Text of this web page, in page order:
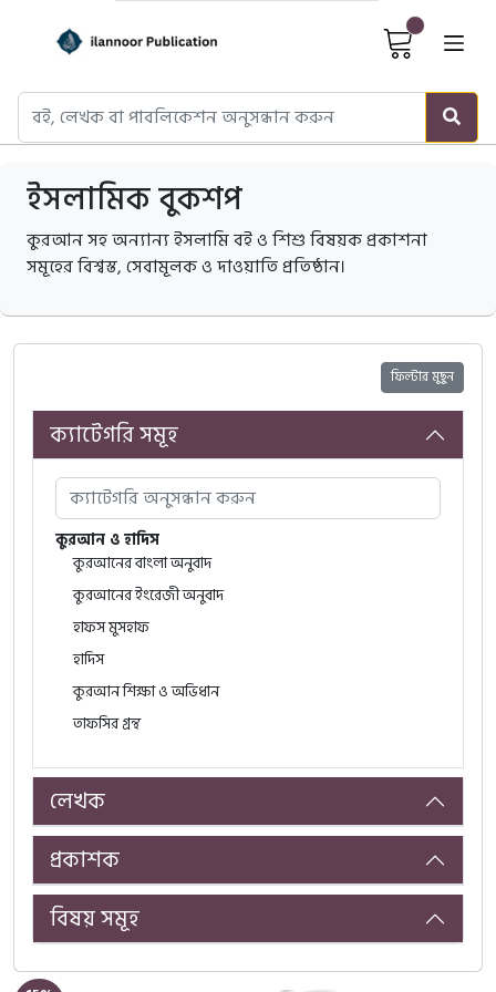
Cart
ইসলামিক বুকশপ
কুরআন সহ অন্যান্য ইসলামি বই ও শিশু বিষয়ক প্রকাশনা
সমূহের বিশ্বস্ত, সেবামূলক ও দাওয়াতি প্রতিষ্ঠান।
ফিল্টার মুছুন
ক্যাটেগরি সমূহ
কুরআন ও হাদিস
কুরআনের বাংলা অনুবাদ
কুরআনের ইংরেজী অনুবাদ
হাফস মুসহাফ
হাদিস
কুরআন শিক্ষা ও অভিধান
তাফসির গ্রন্থ
AL-HIDAYAH | Islamic Studies
মহিমান্বিত কুরআন
সবার জন্য আরবি
আল আরাবিয়্যাতু বাইনা ইয়াদায়িক
শিক্ষকদের বইসমূহ
শিক্ষার্থীদের বইসমূহ
শিক্ষকদের বইসমূহ
লেখক
প্রকাশক
বিষয় সমূহ